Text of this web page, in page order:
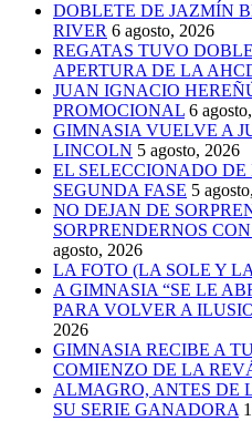
DOBLETE DE JAZMÍN
RIVER 6 agosto, 2026
REGATAS TUVO
APERTURA DE LA
JUAN IGNACIO
PROMOCIONAL 6
GIMNASIA VUELVE A
LINCOLN 5 agosto, 2026
EL SELECCIONADO
SEGUNDA FASE 5
NO DEJAN DE
SORPRENDERNOS
agosto, 2026
LA FOTO (LA SOLE Y
A GIMNASIA “SE LE
PARA VOLVER A
2026
GIMNASIA RECIBE A
COMIENZO DE LA
ALMAGRO, ANTES DE
SU SERIE GANADORA